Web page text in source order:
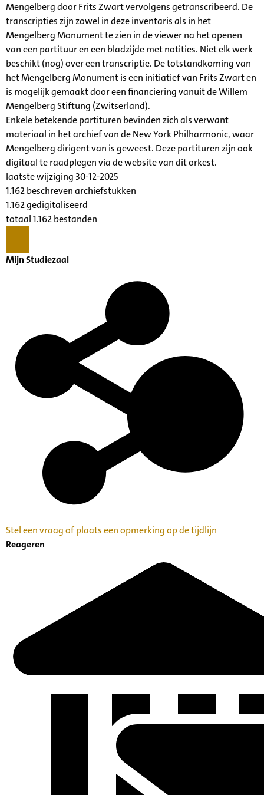
Mengelberg door Frits Zwart vervolgens getranscribeerd. De
transcripties zijn zowel in deze inventaris als in het
Mengelberg Monument te zien in de viewer na het openen
van een partituur en een bladzijde met notities. Niet elk werk
beschikt (nog) over een transcriptie. De totstandkoming van
het Mengelberg Monument is een initiatief van Frits Zwart en
is mogelijk gemaakt door een financiering vanuit de Willem
Mengelberg Stiftung (Zwitserland).
Enkele betekende partituren bevinden zich als verwant
materiaal in het archief van de New York Philharmonic, waar
Mengelberg dirigent van is geweest. Deze partituren zijn ook
digitaal te raadplegen via de website van dit orkest.
laatste wijziging 30-12-2025
1.162 beschreven archiefstukken
1.162 gedigitaliseerd
totaal 1.162 bestanden
Mijn Studiezaal
Stel een vraag of plaats een opmerking op de tijdlijn
Reageren